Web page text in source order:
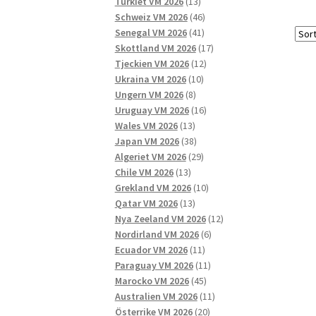
produkter
Schweiz VM 2026 4646
produkter
Senegal VM 2026 4141
produkter
Skottland VM 2026 1717
Tjeckien VM 2026 1212
produkter
Ukraina VM 2026 1010
Ungern VM 2026 88
produkter
Uruguay VM 2026 1616
Wales VM 2026 1313
produkter
Japan VM 2026 3838
produkter
Algeriet VM 2026 2929
Chile VM 2026 1313
produkter
Grekland VM 2026 1010
Qatar VM 2026 1313
produkter
Nya Zeeland VM 2026 1212
Nordirland VM 2026 66
Ecuador VM 2026 1111
produkter
Paraguay VM 2026 1111
Marocko VM 2026 4545
produkter
Australien VM 2026 1111
Österrike VM 2026 2020